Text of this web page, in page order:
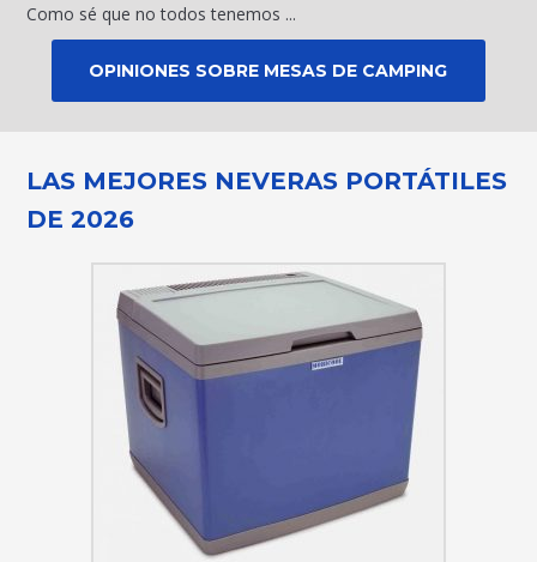
Como sé que no todos tenemos ...
OPINIONES SOBRE MESAS DE CAMPING
LAS MEJORES NEVERAS PORTÁTILES
DE 2026